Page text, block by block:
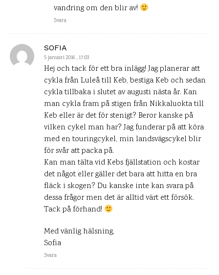
vandring om den blir av!
Svara
SOFIA
5 januari 2016 , 17:03
Hej och tack för ett bra inlägg! Jag planerar att
cykla från Luleå till Keb, bestiga Keb och sedan
cykla tillbaka i slutet av augusti nästa år. Kan
man cykla fram på stigen från Nikkaluokta till
Keb eller är det för stenigt? Beror kanske på
vilken cykel man har? Jag funderar på att köra
med en touringcykel, min landsvägscykel blir
för svår att packa på.
Kan man tälta vid Kebs fjällstation och kostar
det något eller gäller det bara att hitta en bra
fläck i skogen? Du kanske inte kan svara på
dessa frågor men det är alltid värt ett försök.
Tack på förhand!
Med vänlig hälsning,
Sofia
Svara